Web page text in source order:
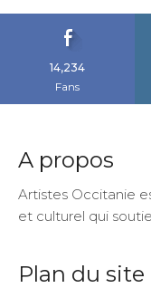
14,234
Fans
A propos
Artistes Occitanie
et culturel qui
Plan du site